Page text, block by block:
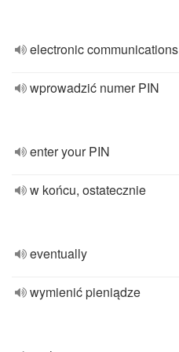
electronic communications
wprowadzić numer PIN
enter your PIN
w końcu, ostatecznie
eventually
wymienić pieniądze